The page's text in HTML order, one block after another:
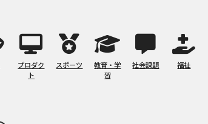
プロダク
ト
スポーツ
教育・学
習
社会課題 福祉